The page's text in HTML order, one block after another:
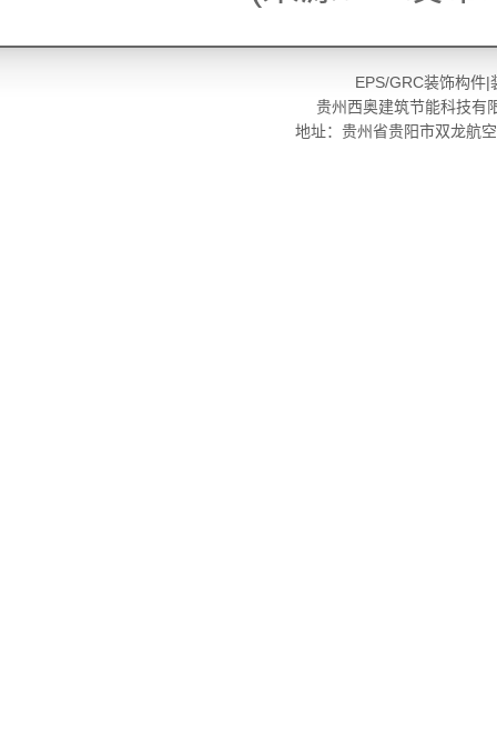
EPS/GRC装饰构件|
贵州西奥建筑节能科技
地址：贵州省贵阳市双龙航